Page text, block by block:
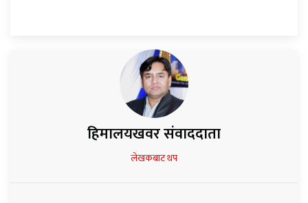
हिमालयखवर संवाददाता
लेखकबाट थप